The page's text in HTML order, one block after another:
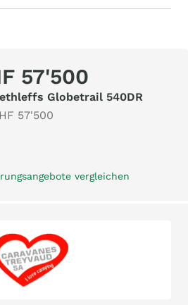
57'500
Globetrail 540DR
57'500
vergleichen